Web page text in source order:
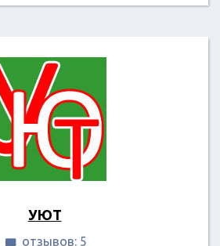
УЮТ
отзывов: 5